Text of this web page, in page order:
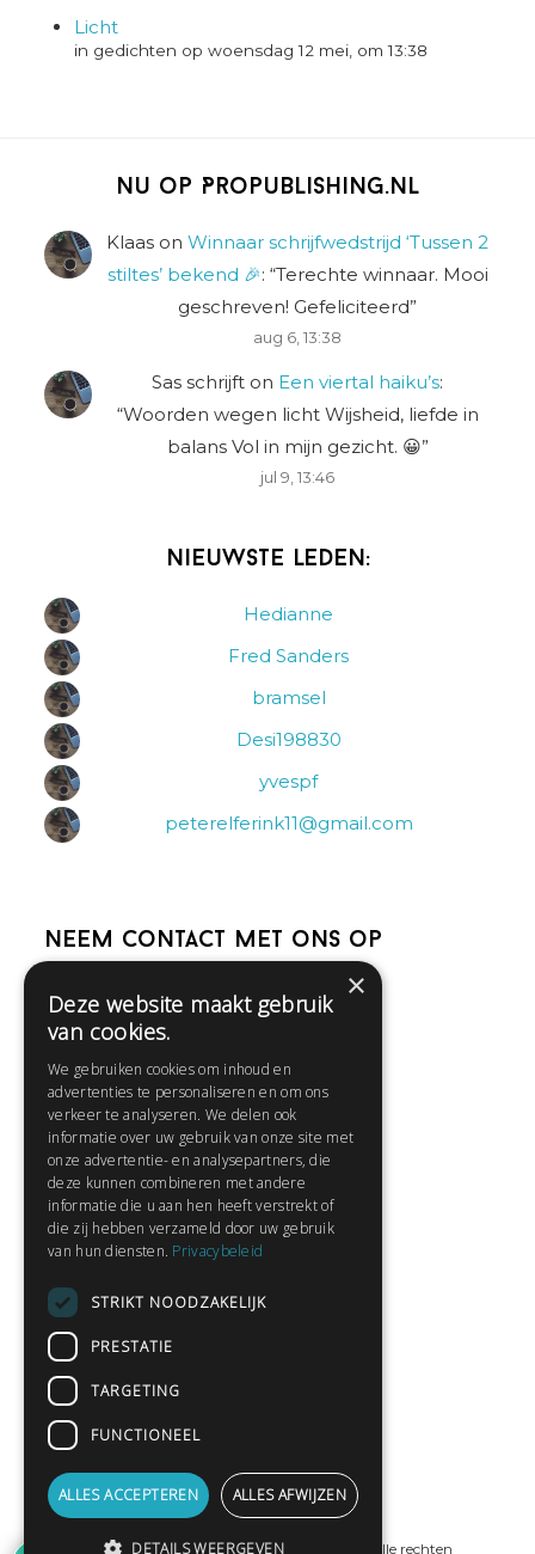
Licht
in gedichten op woensdag 12 mei, om 13:38
Nu op Propublishing.nl
Klaas on Winnaar schrijfwedstrijd ‘Tussen 2
stiltes’ bekend 🎉: “Terechte winnaar. Mooi
geschreven! Gefeliciteerd”
aug 6, 13:38
Sas schrijft on Een viertal haiku’s:
“Woorden wegen licht Wijsheid, liefde in
balans Vol in mijn gezicht. 😀”
jul 9, 13:46
Nieuwste leden:
Hedianne
Fred Sanders
bramsel
Desi198830
yvespf
peterelferink11@gmail.com
Neem contact met ons op
Help
Contact
Huisregels
Snel naar:
Gratis aanmelden
Privacybeleid
Gedichten lezen
Schrijfwedstrijden
Schrijftips
© Copyright 2019 - 2026ProPublishing · Alle rechten
×
Deze website maakt gebruik
van cookies.
We gebruiken cookies om inhoud en
advertenties te personaliseren en om ons
verkeer te analyseren. We delen ook
informatie over uw gebruik van onze site met
onze advertentie- en analysepartners, die
deze kunnen combineren met andere
informatie die u aan hen heeft verstrekt of
die zij hebben verzameld door uw gebruik
van hun diensten. Privacybeleid
STRIKT NOODZAKELIJK
PRESTATIE
TARGETING
FUNCTIONEEL
ALLES ACCEPTEREN ALLES AFWIJZEN
DETAILS WEERGEVEN